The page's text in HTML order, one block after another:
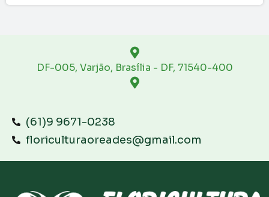
DF-005, Varjão, Brasília - DF, 71540-400
(61)9 9671-0238
floriculturaoreades@gmail.com